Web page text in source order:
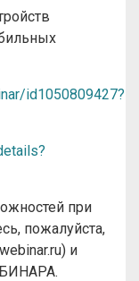
id1050809427?
при
пожалуйста,
и